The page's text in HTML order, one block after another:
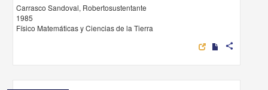
Carrasco Sandoval, Robertosustentante
1985
Físico Matemáticas y Ciencias de la Tierra